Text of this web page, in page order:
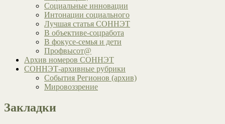
Социальные инновации
Интонации социального
Лучшая статья СОННЭТ
В объективе-соцработа
В фокусе-семья и дети
Профвысот@
Архив номеров СОННЭТ
СОННЭТ-архивные рубрики
События Регионов (архив)
Мировоззрение
Закладки